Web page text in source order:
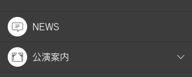
NEWS
公演案内